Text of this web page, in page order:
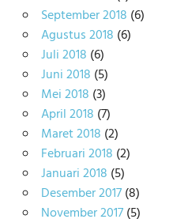
September 2018 (6)
Agustus 2018 (6)
Juli 2018 (6)
Juni 2018 (5)
Mei 2018 (3)
April 2018 (7)
Maret 2018 (2)
Februari 2018 (2)
Januari 2018 (5)
Desember 2017(8)
November 2017(5)